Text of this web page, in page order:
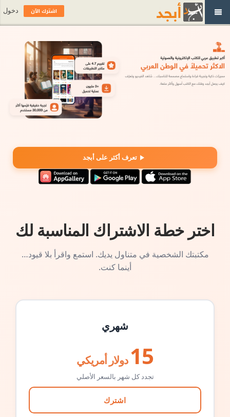
تعرف أكثر على أبجد
اختر خطة الاشتراك المناسبة لك
مكتبتك الشخصية في متناول يديك. استمع واقرأ بلا قيود…
أينما كنت.
شهري
15 دولار أمريكي
تجدد كل شهر بالسعر الأصلي
اشترك
اشترك الآن دخول